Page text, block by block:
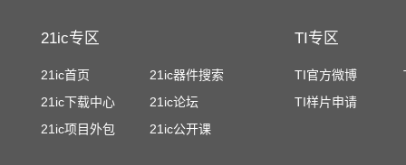
21ic专区
21ic首页
21ic器件搜索
21ic下载中心
21ic论坛
21ic项目外包
21ic公开课
TI专区
TI官方微博
TI样片申请